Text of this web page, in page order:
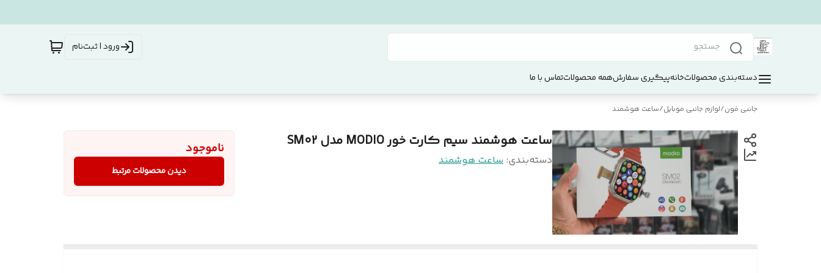
ورود | ثبت‌نام
دسته‌بندی محصولاتخانهپیگیری سفارشهمه محصولاتتماس با ما
جانبی فون/لوازم جانبی موبایل/ساعت هوشمند
ساعت هوشمند سیم کارت خور MODIO مدل SM02
دسته‌بندی: ساعت هوشمند
ناموجود
دیدن محصولات مرتبط